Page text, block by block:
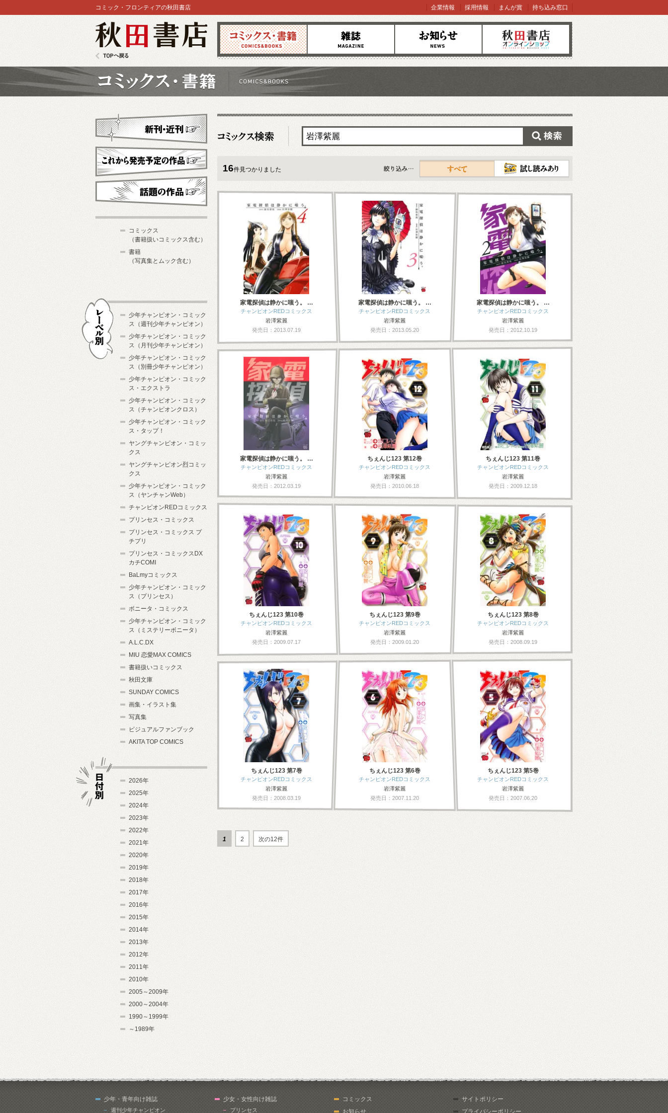
コミックス 雑誌 お知らせ オンラインショップ
コミック・フロンティアの秋田書店 企業情報 採用情報 まんが賞 持ち込み窓口
16件見つかりました
すべて
家電探偵は静かに嗤う。 …
チャンピオンREDコミックス
岩澤紫麗
発売日：2013.07.19
家電探偵は静かに嗤う。 …
チャンピオンREDコミックス
岩澤紫麗
発売日：2013.05.20
家電探偵は静かに嗤う。 …
チャンピオンREDコミックス
岩澤紫麗
発売日：2012.10.19
家電探偵は静かに嗤う。 …
チャンピオンREDコミックス
岩澤紫麗
発売日：2012.03.19
ちぇんじ123 第12巻
チャンピオンREDコミックス
岩澤紫麗
発売日：2010.06.18
ちぇんじ123 第11巻
チャンピオンREDコミックス
岩澤紫麗
発売日：2009.12.18
ちぇんじ123 第10巻
チャンピオンREDコミックス
岩澤紫麗
発売日：2009.07.17
ちぇんじ123 第9巻
チャンピオンREDコミックス
岩澤紫麗
発売日：2009.01.20
ちぇんじ123 第8巻
チャンピオンREDコミックス
岩澤紫麗
発売日：2008.09.19
ちぇんじ123 第7巻
チャンピオンREDコミックス
岩澤紫麗
発売日：2008.03.19
ちぇんじ123 第6巻
チャンピオンREDコミックス
岩澤紫麗
発売日：2007.11.20
ちぇんじ123 第5巻
チャンピオンREDコミックス
岩澤紫麗
発売日：2007.06.20
1 2 次の12件
新刊・近刊
これから発売予定
コミックス
（書籍扱いコミックス含む）
書籍
（写真集とムック含む）
少年チャンピオン・コミック
ス（週刊少年チャンピオン）
少年チャンピオン・コミック
ス（月刊少年チャンピオン）
少年チャンピオン・コミック
ス（別冊少年チャンピオン）
少年チャンピオン・コミック
ス・エクストラ
少年チャンピオン・コミック
ス（チャンピオンクロス）
少年チャンピオン・コミック
ス・タップ！
ヤングチャンピオン・コミッ
クス
ヤングチャンピオン烈コミッ
クス
少年チャンピオン・コミック
ス（ヤンチャンWeb）
チャンピオンREDコミックス
プリンセス・コミックス
プリンセス・コミックス プ
チプリ
プリンセス・コミックスDX
カチCOMI
BaLmyコミックス
少年チャンピオン・コミック
ス（プリンセス）
ボニータ・コミックス
少年チャンピオン・コミック
ス（ミステリーボニータ）
A.L.C.DX
MIU 恋愛MAX COMICS
書籍扱いコミックス
秋田文庫
SUNDAY COMICS
画集・イラスト集
写真集
ビジュアルファンブック
AKITA TOP COMICS
2026年
2025年
2024年
2023年
2022年
2021年
2020年
2019年
2018年
2017年
2016年
2015年
2014年
2013年
2012年
2011年
2010年
2005～2009年
2000～2004年
1990～1999年
～1989年
少年・青年向け雑誌
週刊少年チャンピオン
少女・女性向け雑誌
プリンセス
コミックス
お知らせ
サイトポリシー
プライバシーポリシー